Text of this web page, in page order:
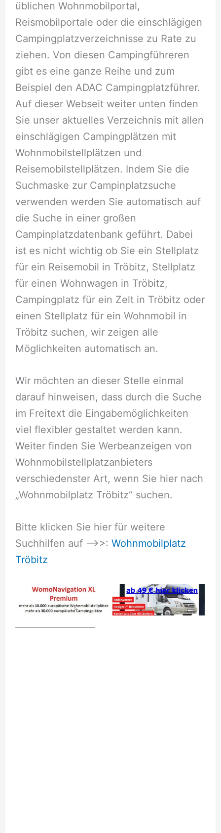
üblichen Wohnmobilportal,
Reismobilportale oder die einschlägigen
Campingplatzverzeichnisse zu Rate zu
ziehen. Von diesen Campingführeren
gibt es eine ganze Reihe und zum
Beispiel den ADAC Campingplatzführer.
Auf dieser Webseit weiter unten finden
Sie unser aktuelles Verzeichnis mit allen
einschlägigen Campingplätzen mit
Wohnmobilstellplätzen und
Reisemobilstellplätzen. Indem Sie die
Suchmaske zur Campinplatzsuche
verwenden werden Sie automatisch auf
die Suche in einer großen
Campinplatzdatenbank geführt. Dabei
ist es nicht wichtig ob Sie ein Stellplatz
für ein Reisemobil in Tröbitz, Stellplatz
für einen Wohnwagen in Tröbitz,
Campingplatz für ein Zelt in Tröbitz oder
einen Stellplatz für ein Wohnmobil in
Tröbitz suchen, wir zeigen alle
Möglichkeiten automatisch an.
Wir möchten an dieser Stelle einmal
darauf hinweisen, dass durch die Suche
im Freitext die Eingabemöglichkeiten
viel flexibler gestaltet werden kann.
Weiter finden Sie Werbeanzeigen von
Wohnmobilstellplatzanbieters
verschiedenster Art, wenn Sie hier nach
„Wohnmobilplatz Tröbitz“ suchen.
Bitte klicken Sie hier für weitere
Suchhilfen auf –>>: Wohnmobilplatz
Tröbitz